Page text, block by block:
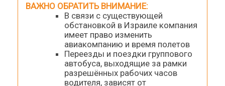
ВАЖНО ОБРАТИТЬ ВНИМАНИЕ:
В связи с существующей
обстановкой в Израиле компания
имеет право изменить
авиакомпанию и время полетов
Переезды и поездки группового
автобуса, выходящие за рамки
разрешённых рабочих часов
водителя, зависят от